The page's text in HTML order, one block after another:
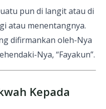
pun di langit atau di
atau menentangnya.
difirmankan oleh-Nya
Nya, “Fayakun”.
Kepada